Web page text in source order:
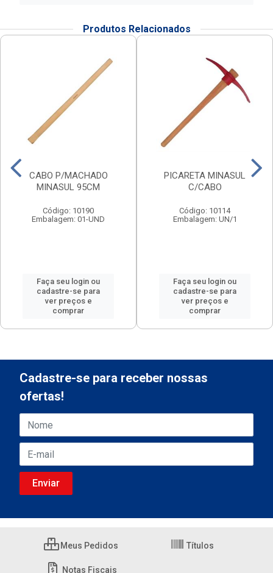
Produtos Relacionados
CABO P/MACHADO
MINASUL 95CM
Código: 10190
Embalagem: 01-UND
Faça seu login ou
cadastre-se para
ver preços e
comprar
PICARETA MINASUL
C/CABO
Código: 10114
Embalagem: UN/1
Faça seu login ou
cadastre-se para
ver preços e
comprar
Cadastre-se para receber nossas
ofertas!
Meus Pedidos Títulos
Notas Fiscais